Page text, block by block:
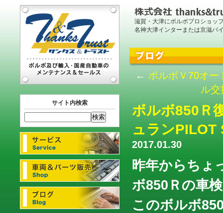
滋賀・大津にボルボプロショッ
名神大津インターまたは京滋バ
サイト内検索
← ボルボＶ70オ
ル交
ボルボ850Ｒ
ュランPILOT
2017.01.30
昨年からちょ
ボ850Ｒの車
このボルボ